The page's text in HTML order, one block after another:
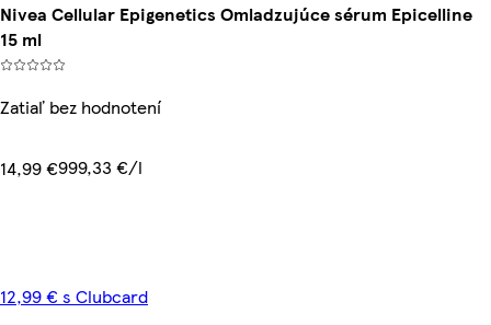
Nivea Cellular Epigenetics Omladzujúce sérum Epicelline
15 ml
Zatiaľ bez hodnotení
14,99 €999,33 €/l
12,99 € s Clubcard